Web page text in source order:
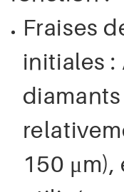
Fraises
initiales
150 μm),